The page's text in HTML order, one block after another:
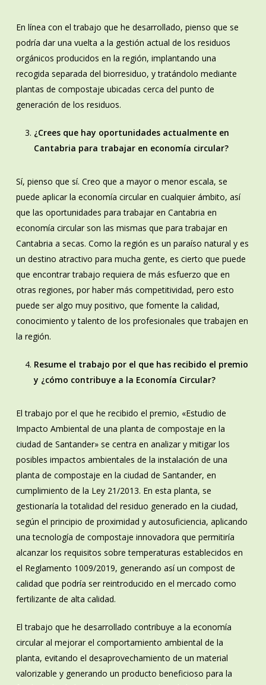
En línea con el trabajo que he desarrollado, pienso que se
podría dar una vuelta a la gestión actual de los residuos
orgánicos producidos en la región, implantando una
recogida separada del biorresiduo, y tratándolo mediante
plantas de compostaje ubicadas cerca del punto de
generación de los residuos.
¿Crees que hay oportunidades actualmente en
Cantabria para trabajar en economía circular?
Sí, pienso que sí. Creo que a mayor o menor escala, se
puede aplicar la economía circular en cualquier ámbito, así
que las oportunidades para trabajar en Cantabria en
economía circular son las mismas que para trabajar en
Cantabria a secas. Como la región es un paraíso natural y es
un destino atractivo para mucha gente, es cierto que puede
que encontrar trabajo requiera de más esfuerzo que en
otras regiones, por haber más competitividad, pero esto
puede ser algo muy positivo, que fomente la calidad,
conocimiento y talento de los profesionales que trabajen en
la región.
Resume el trabajo por el que has recibido el premio
y ¿cómo contribuye a la Economía Circular?
El trabajo por el que he recibido el premio, «Estudio de
Impacto Ambiental de una planta de compostaje en la
ciudad de Santander» se centra en analizar y mitigar los
posibles impactos ambientales de la instalación de una
planta de compostaje en la ciudad de Santander, en
cumplimiento de la Ley 21/2013. En esta planta, se
gestionaría la totalidad del residuo generado en la ciudad,
según el principio de proximidad y autosuficiencia, aplicando
una tecnología de compostaje innovadora que permitiría
alcanzar los requisitos sobre temperaturas establecidos en
el Reglamento 1009/2019, generando así un compost de
calidad que podría ser reintroducido en el mercado como
fertilizante de alta calidad.
El trabajo que he desarrollado contribuye a la economía
circular al mejorar el comportamiento ambiental de la
planta, evitando el desaprovechamiento de un material
valorizable y generando un producto beneficioso para la